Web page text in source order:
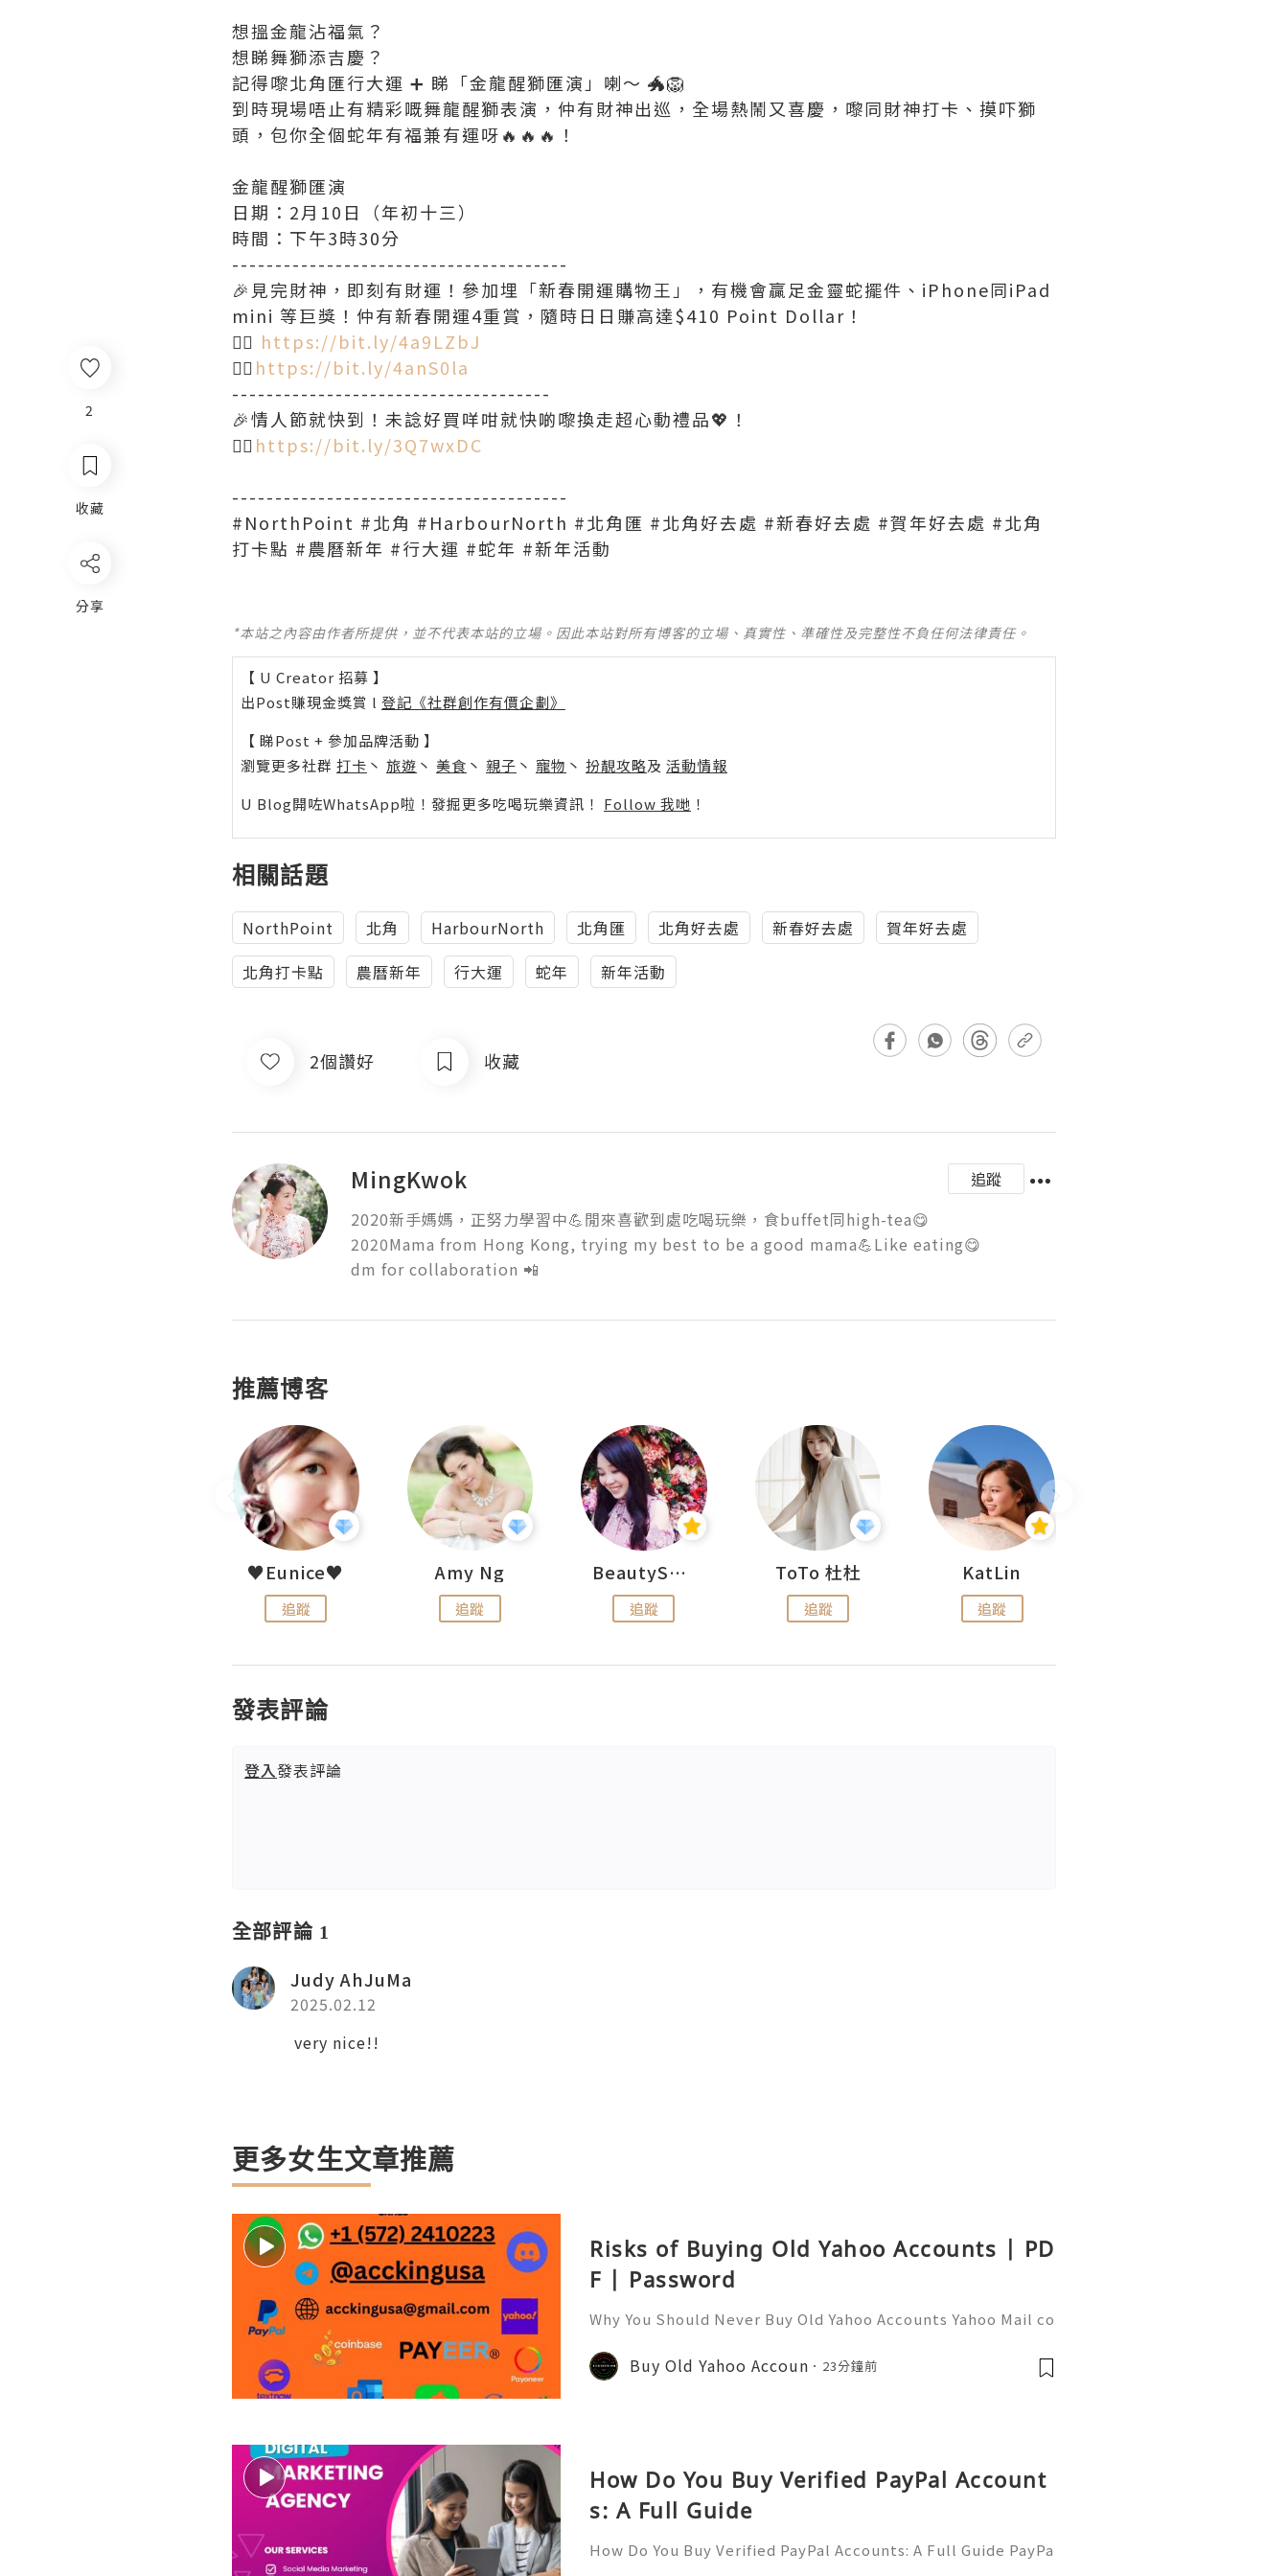
2
收藏
分享
想搵金龍沾福氣？
想睇舞獅添吉慶？
記得嚟北角匯行大運 ➕ 睇「金龍醒獅匯演」喇～ 🐲🦁
到時現場唔止有精彩嘅舞龍醒獅表演，仲有財神出巡，全場熱鬧又喜慶，嚟同財神打卡、摸吓獅
頭，包你全個蛇年有福兼有運呀🔥🔥🔥！
金龍醒獅匯演
日期：2月10日（年初十三）
時間：下午3時30分
---------------------------------------
🎉見完財神，即刻有財運！參加埋「新春開運購物王」，有機會贏足金靈蛇擺件、iPhone同iPad
mini 等巨獎！仲有新春開運4重賞，隨時日日賺高達$410 Point Dollar！
👉🏻 https://bit.ly/4a9LZbJ
👉🏻 https://bit.ly/4anS0la
-------------------------------------
🎉情人節就快到！未諗好買咩咁就快啲嚟換走超心動禮品💖！
👉🏻 https://bit.ly/3Q7wxDC
---------------------------------------
#NorthPoint #北角 #HarbourNorth #北角匯 #北角好去處 #新春好去處 #賀年好去處 #北角
打卡點 #農曆新年 #行大運 #蛇年 #新年活動
*本站之內容由作者所提供，並不代表本站的立場。因此本站對所有博客的立場、真實性、準確性及完整性不負任何法律責任。
【 U Creator 招募 】
出Post賺現金獎賞 l 登記《社群創作有價企劃》
【 睇Post + 參加品牌活動 】
瀏覽更多社群 打卡 丶 旅遊 丶 美食 丶 親子 丶 寵物 丶 扮靚攻略及 活動情報
U Blog開咗WhatsApp啦！發掘更多吃喝玩樂資訊！ Follow 我哋 ！
相關話題
NorthPoint 北角 HarbourNorth 北角匯 北角好去處 新春好去處
賀年好去處
北角打卡點
農曆新年 行大運 蛇年 新年活動
2個讚好 收藏
MingKwok
追蹤
2020新手媽媽，正努力學習中💪閒來喜歡到處吃喝玩樂，食buffet同high-tea😋
2020Mama from Hong Kong, trying my best to be a good mama💪Like eating😋
dm for collaboration 📲
推薦博客
♥Eunice♥
追蹤
Amy Ng
追蹤
BeautySearch
追蹤
ToTo 杜杜
追蹤
KatLin
追蹤
發表評論
登入發表評論
全部評論 1
Judy AhJuMa
2025.02.12
very nice!!
更多女生文章推薦
Risks of Buying Old Yahoo Accounts | PD
F | Password
Why You Should Never Buy Old Yahoo Accounts Yahoo Mail co
onal communication, business correspondence, and online a
ccount recovery. Because of
Buy Old Yahoo Accoun 23分鐘前
How Do You Buy Verified PayPal Account
s: A Full Guide
How Do You Buy Verified PayPal Accounts: A Full Guide PayPa